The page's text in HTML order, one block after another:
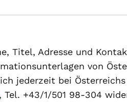
Titel, Adresse und
von
jederzeit bei
, Tel. +43/1/501 98-304